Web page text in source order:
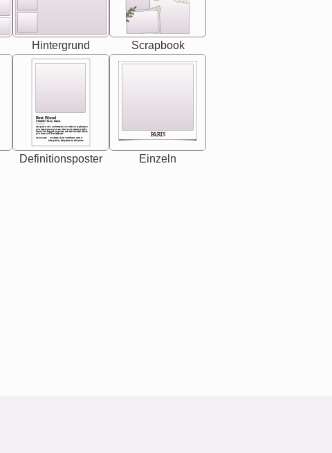
Hintergrund Scrapbook
Best Friend
[<NAME>] Noun, feminie
Synonyms: Soulmate, closet confidante, sister at
heart person, life partner in adventure.
The person who understands you without explanation
you accepts just as you are. She's your partner in life's,
chaos your biggest supporter, and the one with whom
you share your best memories.
Definitionsposter
PARIS
Einzeln